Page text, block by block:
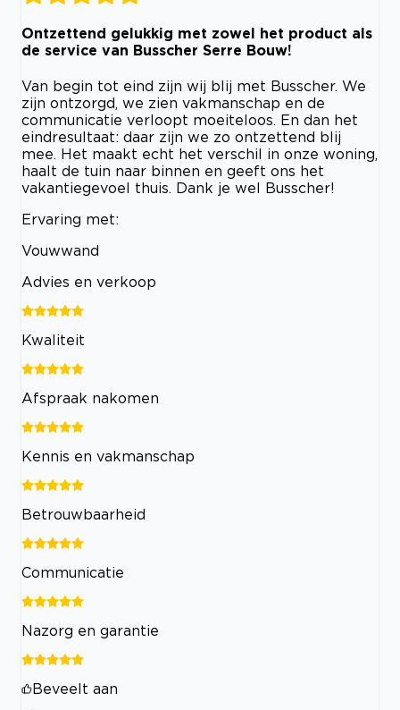
Ontzettend gelukkig met zowel het product als
de service van Busscher Serre Bouw!
Van begin tot eind zijn wij blij met Busscher. We
zijn ontzorgd, we zien vakmanschap en de
communicatie verloopt moeiteloos. En dan het
eindresultaat: daar zijn we zo ontzettend blij
mee. Het maakt echt het verschil in onze woning,
haalt de tuin naar binnen en geeft ons het
vakantiegevoel thuis. Dank je wel Busscher!
Ervaring met:
Vouwwand
Advies en verkoop
Kwaliteit
Afspraak nakomen
Kennis en vakmanschap
Betrouwbaarheid
Communicatie
Nazorg en garantie
Beveelt aan